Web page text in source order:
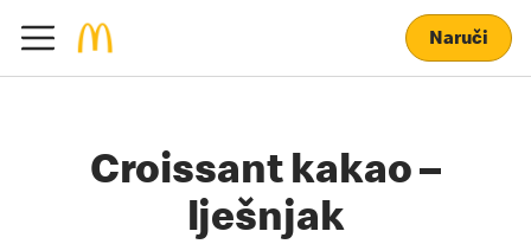
Naruči
Croissant kakao –
lješnjak